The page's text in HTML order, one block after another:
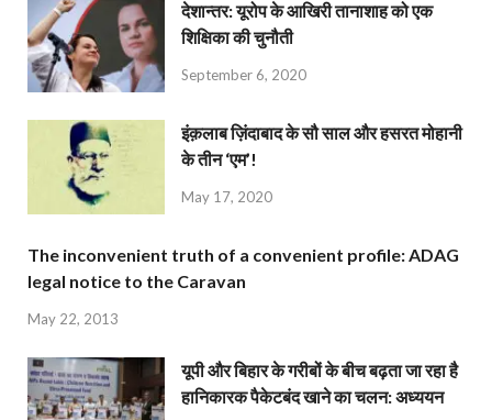
देशान्‍तर: यूरोप के आखिरी तानाशाह को एक
शिक्षिका की चुनौती
September 6, 2020
इंक़लाब ज़िंदाबाद के सौ साल और हसरत मोहानी
के तीन ‘एम’!
May 17, 2020
The inconvenient truth of a convenient profile: ADAG
legal notice to the Caravan
May 22, 2013
यूपी और बिहार के गरीबों के बीच बढ़ता जा रहा है
हानिकारक पैकेटबंद खाने का चलन: अध्ययन